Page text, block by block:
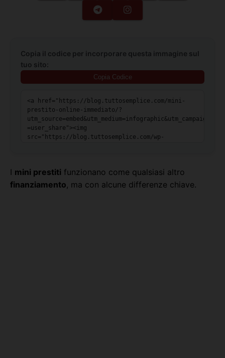
Copia il codice per incorporare questa immagine sul
tuo sito:
Copia Codice
I mini prestiti funzionano come qualsiasi altro
finanziamento, ma con alcune differenze chiave.